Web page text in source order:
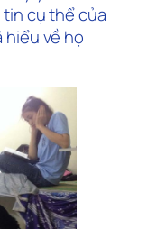
cụ thể của
về họ